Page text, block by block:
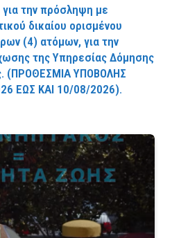
την πρόσληψη με
δικαίου ορισμένου
(4) ατόμων, για την
της Υπηρεσίας Δόμησης
YΠOBOΛHΣ
EΩΣ KAI 10/08/2026).